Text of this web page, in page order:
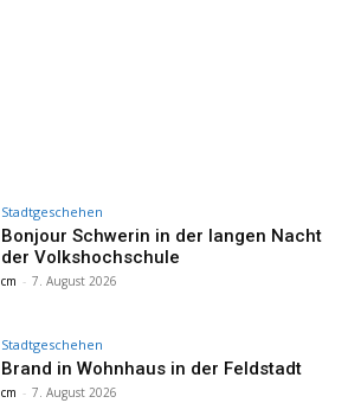
Stadtgeschehen
Bonjour Schwerin in der langen Nacht
der Volkshochschule
cm - 7. August 2026
Stadtgeschehen
Brand in Wohnhaus in der Feldstadt
cm - 7. August 2026